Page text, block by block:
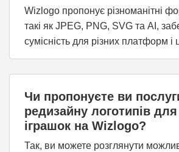
Wizlogo пропонує різноманітні
такі як JPEG, PNG, SVG та AI,
сумісність для різних платформ і
Чи пропонуєте ви
редизайну логотипів
іграшок на Wizlogo?
Так, ви можете розглянути